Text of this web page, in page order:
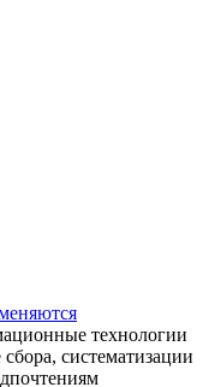
технологии
систематизации